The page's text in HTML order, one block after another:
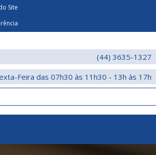
Site
(44) 3635-1327
Feira das 07h30 às 11h30 - 13h às 17h